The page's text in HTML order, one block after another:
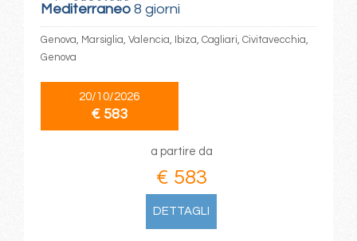
Mediterraneo8 giorni
Genova, Marsiglia, Valencia, Ibiza, Cagliari, Civitavecchia,
Genova
20/10/2026
€ 583
a partire da
€ 583
DETTAGLI